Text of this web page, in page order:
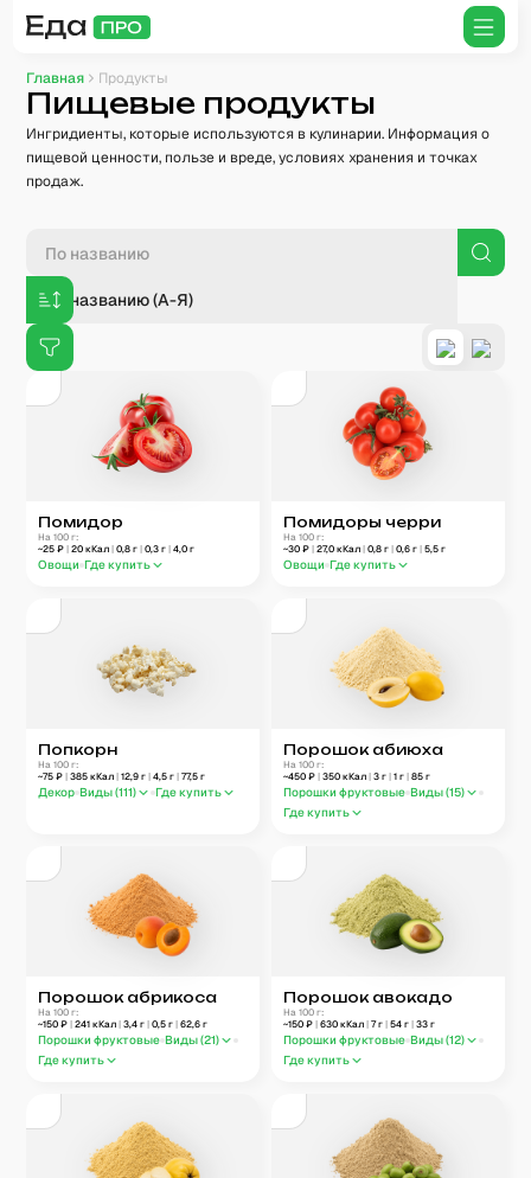
Главная Продукты
Пищевые продукты
Ингридиенты, которые используются в кулинарии. Информация о
пищевой ценности, пользе и вреде, условиях хранения и точках
продаж.
По названию (А-Я)
Помидор
На 100 г:
~25 ₽| 20 кКал| 0,8 г| 0,3 г| 4,0 г
Овощи Где купить
Помидоры черри
На 100 г:
~30 ₽ | 27,0 кКал | 0,8 г | 0,6 г | 5,5 г
Овощи Где купить
Попкорн
На 100 г:
~75 ₽| 385 кКал| 12,9 г| 4,5 г| 77,5 г
Декор Виды (111) Где купить
Порошок абиюха
На 100 г:
~450 ₽ | 350 кКал | 3 г | 1 г | 85 г
Порошки фруктовые Виды (15)
Где купить
Порошок абрикоса
На 100 г:
~150 ₽| 241 кКал| 3,4 г| 0,5 г| 62,6 г
Порошки фруктовые Виды (21)
Где купить
Порошок авокадо
На 100 г:
~150 ₽ | 630 кКал | 7г | 54 г | 33 г
Порошки фруктовые Виды (12)
Где купить